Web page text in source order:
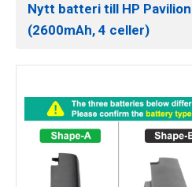
Nytt batteri till HP
(2600mAh, 4 celler)